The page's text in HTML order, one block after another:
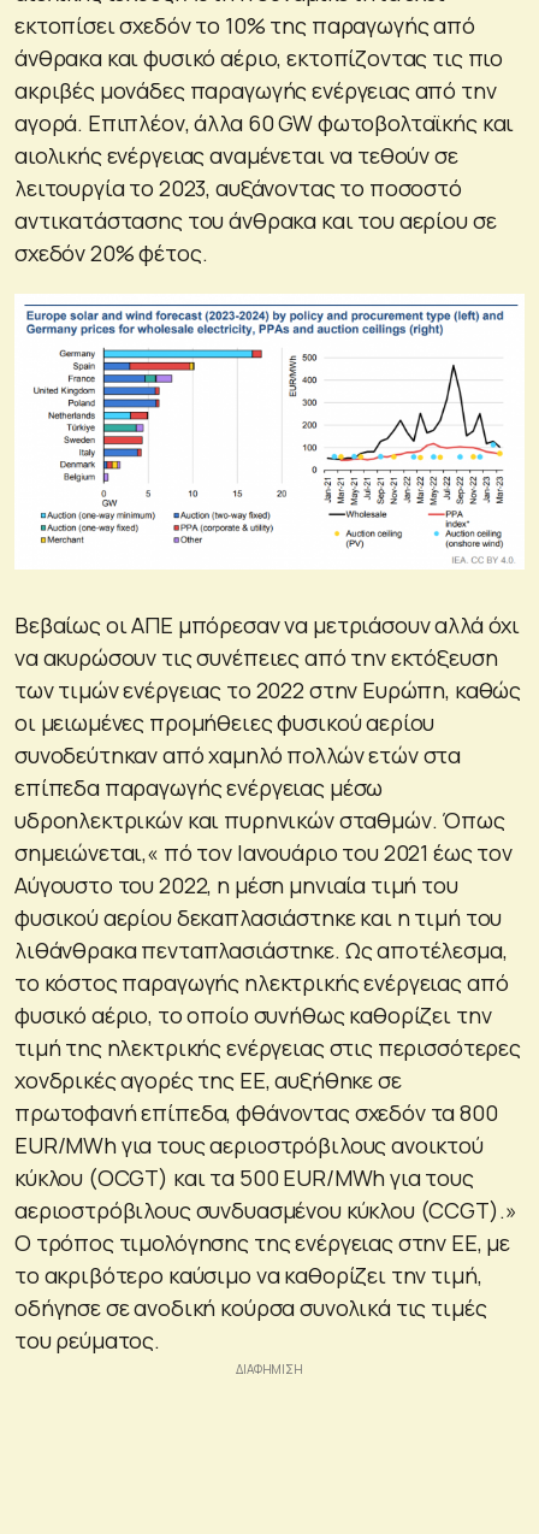
εκτοπίσει σχεδόν το 10% της παραγωγής από
άνθρακα και φυσικό αέριο, εκτοπίζοντας τις πιο
ακριβές μονάδες παραγωγής ενέργειας από την
αγορά. Επιπλέον, άλλα 60 GW φωτοβολταϊκής και
αιολικής ενέργειας αναμένεται να τεθούν σε
λειτουργία το 2023, αυξάνοντας το ποσοστό
αντικατάστασης του άνθρακα και του αερίου σε
σχεδόν 20% φέτος.
Βεβαίως οι ΑΠΕ μπόρεσαν να μετριάσουν αλλά όχι
να ακυρώσουν τις συνέπειες από την εκτόξευση
των τιμών ενέργειας το 2022 στην Ευρώπη, καθώς
οι μειωμένες προμήθειες φυσικού αερίου
συνοδεύτηκαν από χαμηλό πολλών ετών στα
επίπεδα παραγωγής ενέργειας μέσω
υδροηλεκτρικών και πυρηνικών σταθμών. Όπως
σημειώνεται,« πό τον Ιανουάριο του 2021 έως τον
Αύγουστο του 2022, η μέση μηνιαία τιμή του
φυσικού αερίου δεκαπλασιάστηκε και η τιμή του
λιθάνθρακα πενταπλασιάστηκε. Ως αποτέλεσμα,
το κόστος παραγωγής ηλεκτρικής ενέργειας από
φυσικό αέριο, το οποίο συνήθως καθορίζει την
τιμή της ηλεκτρικής ενέργειας στις περισσότερες
χονδρικές αγορές της ΕΕ, αυξήθηκε σε
πρωτοφανή επίπεδα, φθάνοντας σχεδόν τα 800
EUR/MWh για τους αεριοστρόβιλους ανοικτού
κύκλου (OCGT) και τα 500 EUR/MWh για τους
αεριοστρόβιλους συνδυασμένου κύκλου (CCGT).»
Ο τρόπος τιμολόγησης της ενέργειας στην ΕΕ, με
το ακριβότερο καύσιμο να καθορίζει την τιμή,
οδήγησε σε ανοδική κούρσα συνολικά τις τιμές
του ρεύματος.